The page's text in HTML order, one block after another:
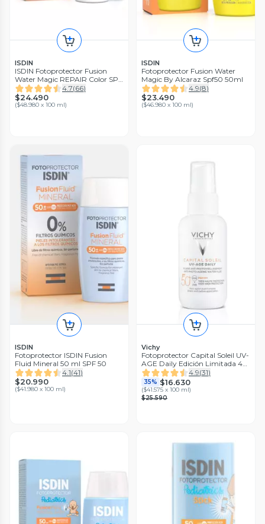
ISDIN
ISDIN Fotoprotector Fusion
Water Magic REPAIR Color SPF
50 50ml
4.7(66)
$24.490
($48.980 x 100 ml)
ISDIN
Fotoprotector Fusion Water
Magic By Alcaraz Spf50 50ml
4.9(8)
$23.490
($46.980 x 100 ml)
ISDIN
Fotoprotector ISDIN Fusion
Fluid Mineral 50 ml SPF 50
4.1(41)
$20.990
($41.980 x 100 ml)
Vichy
Fotoprotector Capital Soleil UV-
AGE Daily Edición Limitada 40
ml Vichy
4.9(31)
35% $16.630
($41.575 x 100 ml)
$25.590